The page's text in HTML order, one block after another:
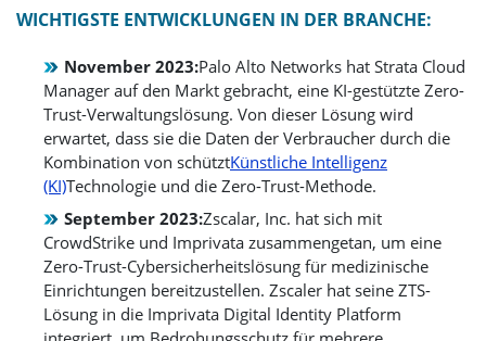
WICHTIGSTE ENTWICKLUNGEN IN DER BRANCHE:
November 2023:Palo Alto Networks hat Strata Cloud
Manager auf den Markt gebracht, eine KI-gestützte Zero-
Trust-Verwaltungslösung. Von dieser Lösung wird
erwartet, dass sie die Daten der Verbraucher durch die
Kombination von schütztKünstliche Intelligenz
(KI)Technologie und die Zero-Trust-Methode.
September 2023:Zscalar, Inc. hat sich mit
CrowdStrike und Imprivata zusammengetan, um eine
Zero-Trust-Cybersicherheitslösung für medizinische
Einrichtungen bereitzustellen. Zscaler hat seine ZTS-
Lösung in die Imprivata Digital Identity Platform